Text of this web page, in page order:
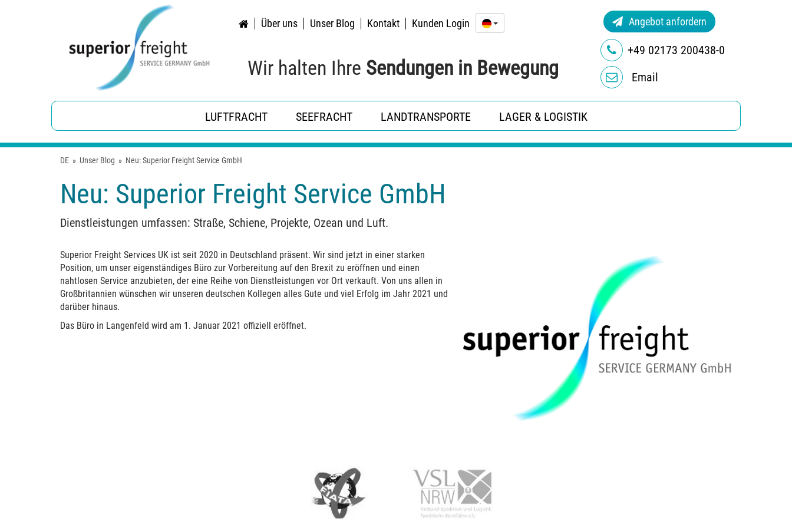
Über uns Unser Blog Kontakt Kunden Login
Wir halten Ihre Sendungen in Bewegung
Angebot anfordern
+49 02173 200438-0
Email
LUFTFRACHT SEEFRACHT LANDTRANSPORTE LAGER & LOGISTIK
DE » Unser Blog » Neu: Superior Freight Service GmbH
Neu: Superior Freight Service GmbH
Dienstleistungen umfassen: Straße, Schiene, Projekte, Ozean und Luft.
Superior Freight Services UK ist seit 2020 in Deutschland präsent. Wir sind jetzt in einer starken
Position, um unser eigenständiges Büro zur Vorbereitung auf den Brexit zu eröffnen und einen
nahtlosen Service anzubieten, der eine Reihe von Dienstleistungen vor Ort verkauft. Von uns allen in
Großbritannien wünschen wir unseren deutschen Kollegen alles Gute und viel Erfolg im Jahr 2021 und
darüber hinaus.
Das Büro in Langenfeld wird am 1. Januar 2021 offiziell eröffnet.